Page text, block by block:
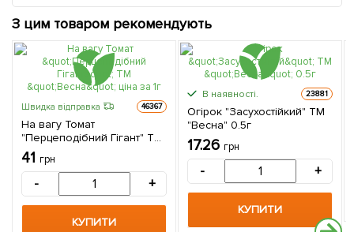
З цим товаром рекомендують
Швидка відправка 46367
На вагу Томат
"Перцеподібний Гігант" ТМ
"Весна" ціна за 1г
41 грн
- +
КУПИТИ
В наявності. 23881
Огірок "Засухостійкий" ТМ
"Весна" 0.5г
17.26 грн
- +
КУПИТИ